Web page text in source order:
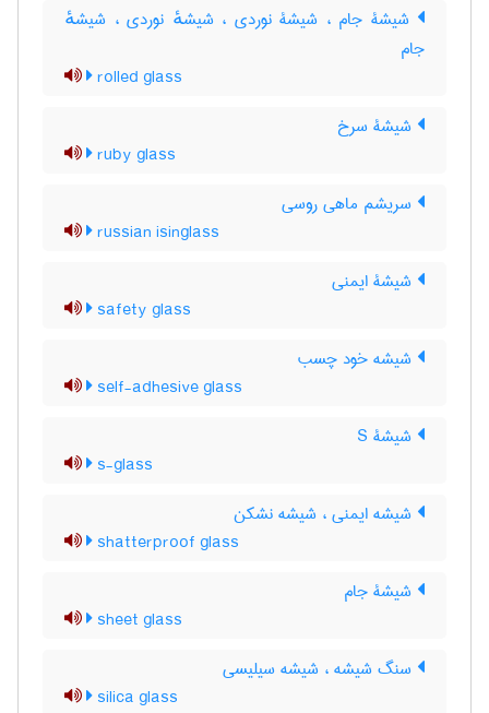
شیشۀ جام ، شیشۀ نوردی ، شیشهٔ نوردی ، شیشهٔ
جام
rolled glass
شیشۀ سرخ
ruby glass
سریشم ماهی روسی
russian isinglass
شیشۀ ایمنی
safety glass
شیشه خود چسب
self-adhesive glass
شیشۀ S
s-glass
شیشه ایمنی ، شیشه نشکن
shatterproof glass
شیشۀ جام
sheet glass
سنگ شیشه ، شیشه سیلیسی
silica glass